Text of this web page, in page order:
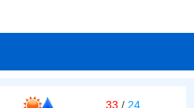
33 / 24